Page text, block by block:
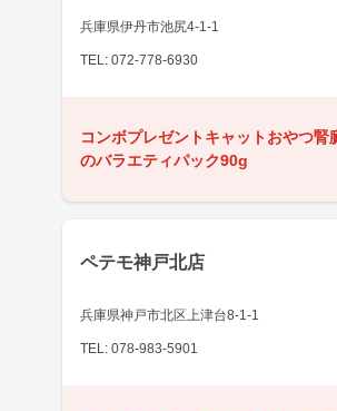
兵庫県伊丹市池尻4-1-1
TEL: 072-778-6930
コンボプレゼントキャットおやつ腎
のバラエティパック90g
ペテモ神戸北店
兵庫県神戸市北区上津台8-1-1
TEL: 078-983-5901